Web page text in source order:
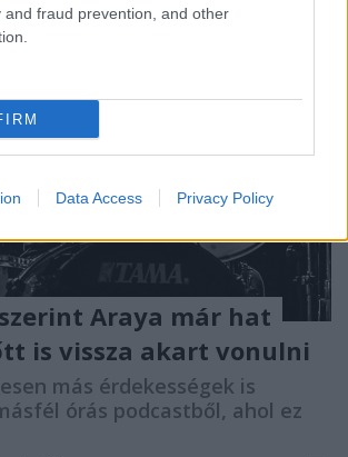
and fraud prevention, and other
Data Access Privacy Policy
Araya már hat
is vissza akart vonulni
más érdekességek is
órás podcastből, ahol ez